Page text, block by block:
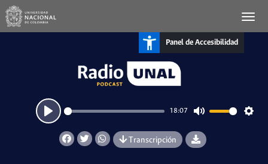
Panel de Accesibilidad
Play
18:07
Transcripción